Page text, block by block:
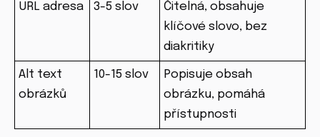
URL adresa 3-5 slov
Čitelná, obsahuje
klíčové slovo, bez
diakritiky
Alt text
obrázků
10-15 slov
Popisuje obsah
obrázku, pomáhá
přístupnosti